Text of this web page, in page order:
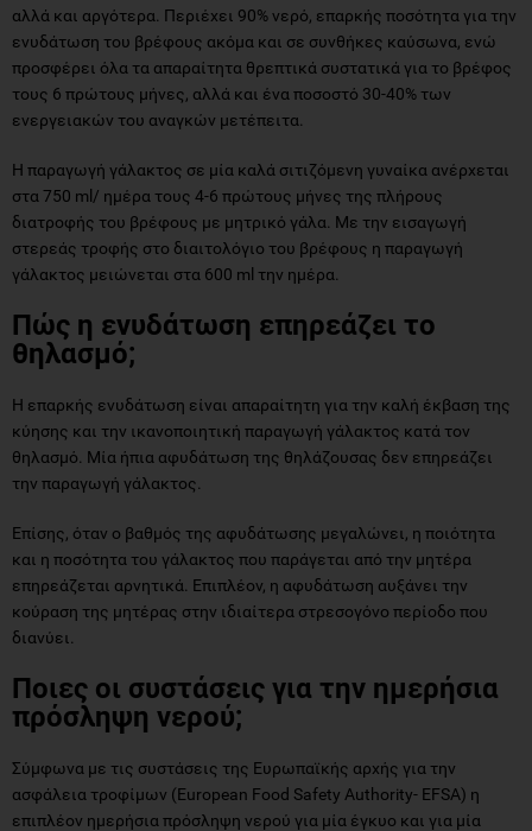
αλλά και αργότερα. Περιέχει 90% νερό, επαρκής ποσότητα για την
ενυδάτωση του βρέφους ακόμα και σε συνθήκες καύσωνα, ενώ
προσφέρει όλα τα απαραίτητα θρεπτικά συστατικά για το βρέφος
τους 6 πρώτους μήνες, αλλά και ένα ποσοστό 30-40% των
ενεργειακών του αναγκών μετέπειτα.
Η παραγωγή γάλακτος σε μία καλά σιτιζόμενη γυναίκα ανέρχεται
στα 750 ml/ ημέρα τους 4-6 πρώτους μήνες της πλήρους
διατροφής του βρέφους με μητρικό γάλα. Με την εισαγωγή
στερεάς τροφής στο διαιτολόγιο του βρέφους η παραγωγή
γάλακτος μειώνεται στα 600 ml την ημέρα.
Πώς η ενυδάτωση επηρεάζει το
θηλασμό;
Η επαρκής ενυδάτωση είναι απαραίτητη για την καλή έκβαση της
κύησης και την ικανοποιητική παραγωγή γάλακτος κατά τον
θηλασμό. Μία ήπια αφυδάτωση της θηλάζουσας δεν επηρεάζει
την παραγωγή γάλακτος.
Επίσης, όταν ο βαθμός της αφυδάτωσης μεγαλώνει, η ποιότητα
και η ποσότητα του γάλακτος που παράγεται από την μητέρα
επηρεάζεται αρνητικά. Επιπλέον, η αφυδάτωση αυξάνει την
κούραση της μητέρας στην ιδιαίτερα στρεσογόνο περίοδο που
διανύει.
Ποιες οι συστάσεις για την ημερήσια
πρόσληψη νερού;
Σύμφωνα με τις συστάσεις της Ευρωπαϊκής αρχής για την
ασφάλεια τροφίμων (European Food Safety Authority- EFSA) η
επιπλέον ημερήσια πρόσληψη νερού για μία έγκυο και για μία